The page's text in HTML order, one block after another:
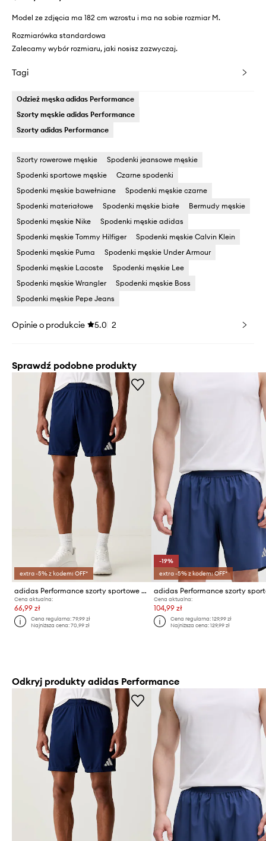
Model ze zdjęcia ma 182 cm wzrostu i ma na sobie rozmiar M.
Rozmiarówka standardowa
Zalecamy wybór rozmiaru, jaki nosisz zazwyczaj.
Tagi
Odzież męska adidas Performance
Szorty męskie adidas Performance
Szorty adidas Performance
Szorty rowerowe męskie
Spodenki jeansowe męskie
Spodenki sportowe męskie
Czarne spodenki
Spodenki męskie bawełniane
Spodenki męskie czarne
Spodenki materiałowe
Spodenki męskie białe
Bermudy męskie
Spodenki męskie Nike
Spodenki męskie adidas
Spodenki męskie Tommy Hilfiger
Spodenki męskie Calvin Klein
Spodenki męskie Puma
Spodenki męskie Under Armour
Spodenki męskie Lacoste
Spodenki męskie Lee
Spodenki męskie Wrangler
Spodenki męskie Boss
Spodenki męskie Pepe Jeans
Opinie o produkcie 5.0 2
Sprawdź podobne produkty
extra -5% z kodem: OFF*
adidas Performance szorty sportowe męskie Entrada26
Cena aktualna:
66,99 zł
Cena regularna:79,99 zł
Najniższa cena:70,99 zł
-19%
extra -5% z kodem: OFF*
Cena aktualna:
104,99 zł
Cena regularna: 129,99 zł
Najniższa cena: 129,99 zł
Odkryj produkty adidas Performance